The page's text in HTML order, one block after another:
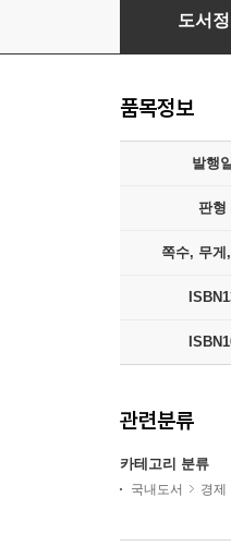
실전 채권 관
도서
품목정보
발행
판형
쪽수, 무게,
관련분류
카테고리 분류
국내도서 경제